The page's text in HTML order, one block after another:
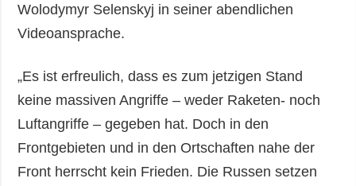
Wolodymyr Selenskyj in seiner abendlichen
Videoansprache.
„Es ist erfreulich, dass es zum jetzigen Stand
keine massiven Angriffe – weder Raketen- noch
Luftangriffe – gegeben hat. Doch in den
Frontgebieten und in den Ortschaften nahe der
Front herrscht kein Frieden. Die Russen setzen